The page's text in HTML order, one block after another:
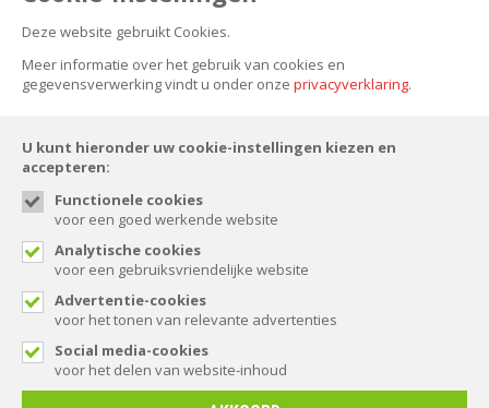
Deze website gebruikt Cookies.
Meer informatie over het gebruik van cookies en
gegevensverwerking vindt u onder onze privacyverklaring.
U kunt hieronder uw cookie-instellingen kiezen en
accepteren:
Functionele cookies
voor een goed werkende website
Analytische cookies
voor een gebruiksvriendelijke website
Advertentie-cookies
voor het tonen van relevante advertenties
Social media-cookies
voor het delen van website-inhoud
FOLLOW US
© Spaansen 2026. All rights reserved.